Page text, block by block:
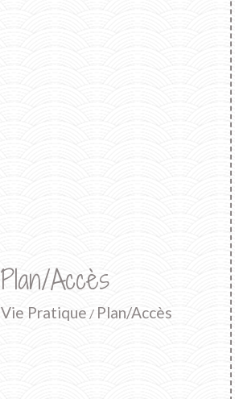
Plan/Accès
Vie Pratique / Plan/Accès